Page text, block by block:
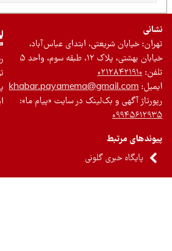
خیابان شریعتی، ابتدای عباس‌آباد،
بهشتی، پلاک ۱۲، طبقه سوم، واحد ۵
۰۲۱۲۸۴۲۱۹۱۰
khabar.payamema@gmail.com
آگهی و بک‌لینک در سایت «پیام ما»:
مرتبط
پایگاه خبری گلونی
رسانۀ
توسعۀ
پایدار
ایران